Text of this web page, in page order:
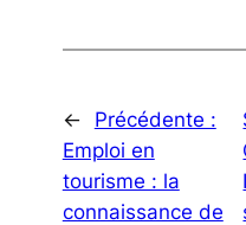
←
Précédente :
Emploi en
tourisme : la
connaissance de